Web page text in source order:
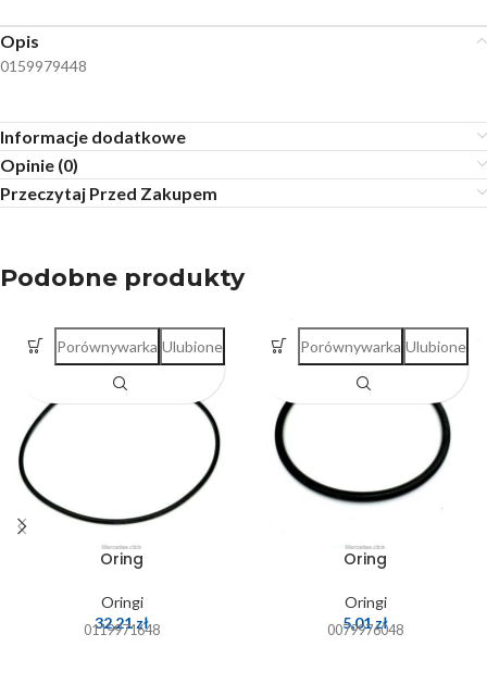
Opis
0159979448
Informacje dodatkowe
Opinie (0)
Przeczytaj Przed Zakupem
Podobne produkty
Oring
Oringi
32,21zł
0119971648
Porównywarka Ulubione
Oring
Oringi
5,01zł
0079976048
Porównywarka Ulubione